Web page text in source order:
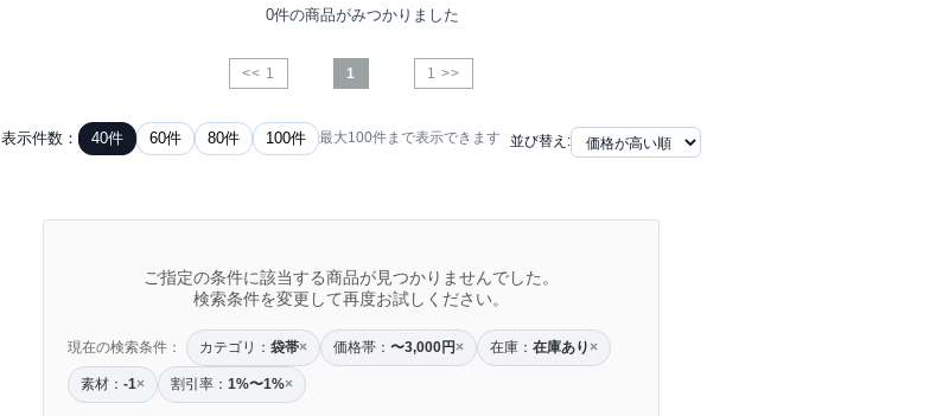
0件の商品がみつかりました
<< 1 1 1 >>
表示件数： 40件 60件 80件 100件 最大100件まで表示できます 並び替え:
ご指定の条件に該当する商品が見つかりませんでした。
検索条件を変更して再度お試しください。
現在の検索条件： カテゴリ： 袋帯× 価格帯： 〜3,000円× 在庫： 在庫あり×
素材： -1× 割引率： 1%〜1%×